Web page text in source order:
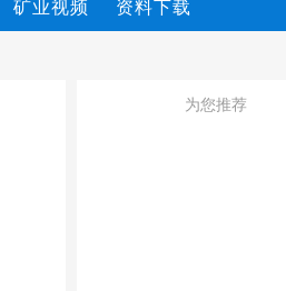
矿业视频 资料下载
为您推荐